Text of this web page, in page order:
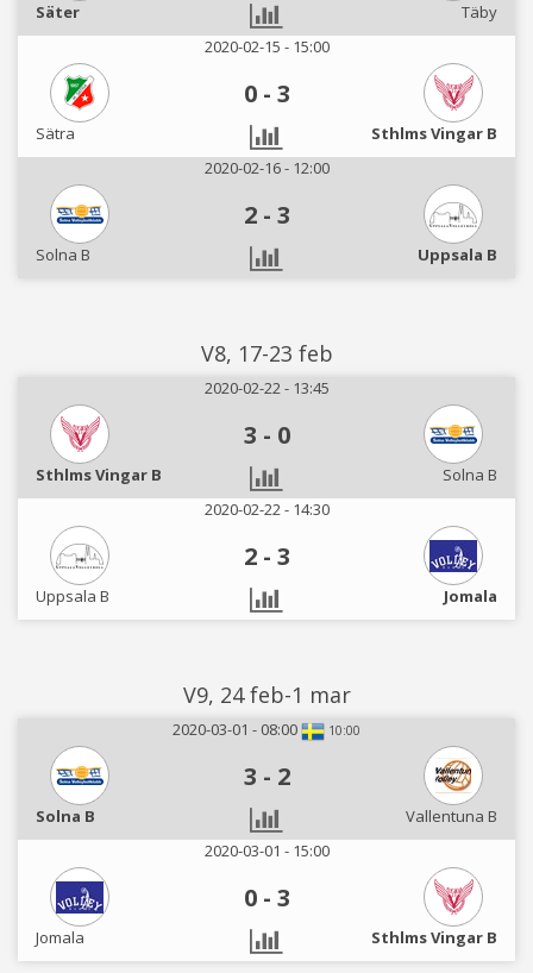
Säter
Täby
2020-02-15 - 15:00
0 - 3
Sätra
Sthlms Vingar B
2020-02-16 - 12:00
2 - 3
Solna B Uppsala B
V8, 17-23 feb
2020-02-22 - 13:45
3 - 0
Sthlms Vingar B
Solna B
2020-02-22 - 14:30
2 - 3
Uppsala B Jomala
V9, 24 feb-1 mar
2020-03-01 - 08:00 10:00
3 - 2
Solna B
Vallentuna B
2020-03-01 - 15:00
0 - 3
Jomala Sthlms Vingar B